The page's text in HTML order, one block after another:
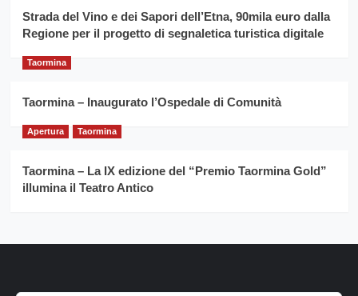
Strada del Vino e dei Sapori dell’Etna, 90mila euro dalla
Regione per il progetto di segnaletica turistica digitale
Taormina
Taormina – Inaugurato l’Ospedale di Comunità
Apertura Taormina
Taormina – La IX edizione del “Premio Taormina Gold”
illumina il Teatro Antico